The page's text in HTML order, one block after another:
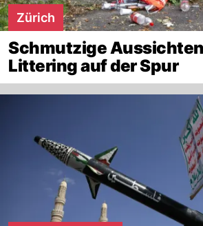
Zürich
Schmutzige
Littering auf der Spur